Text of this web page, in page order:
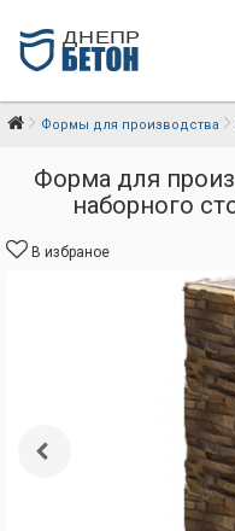
Формы для производства
Форма для
наборного
В избраное